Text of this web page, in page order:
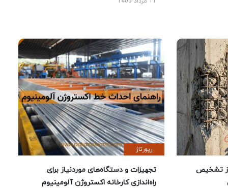
تشخیص
رپورتاژ
تجهیزات و دستگاه‌های موردنیاز برای
راه‌اندازی کارخانه اکستروژن آلومینیوم